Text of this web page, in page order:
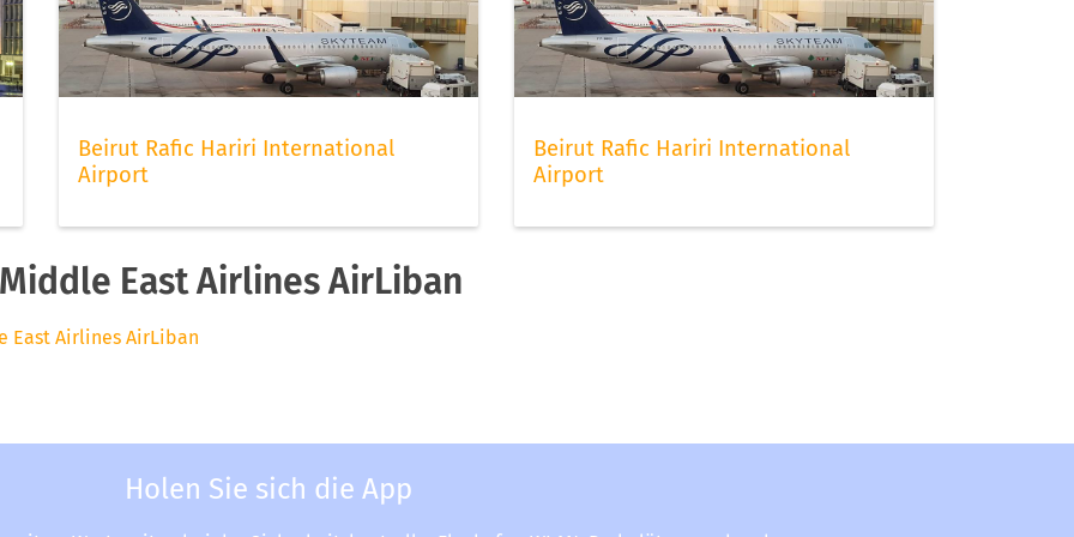
Beirut Rafic Hariri International
Airport
Beirut Rafic Hariri International
Airport
East Airlines AirLiban
East Airlines AirLiban
Holen Sie sich die App